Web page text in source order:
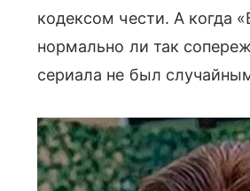
кодексом чести. А когда
нормально ли так
сериала не был